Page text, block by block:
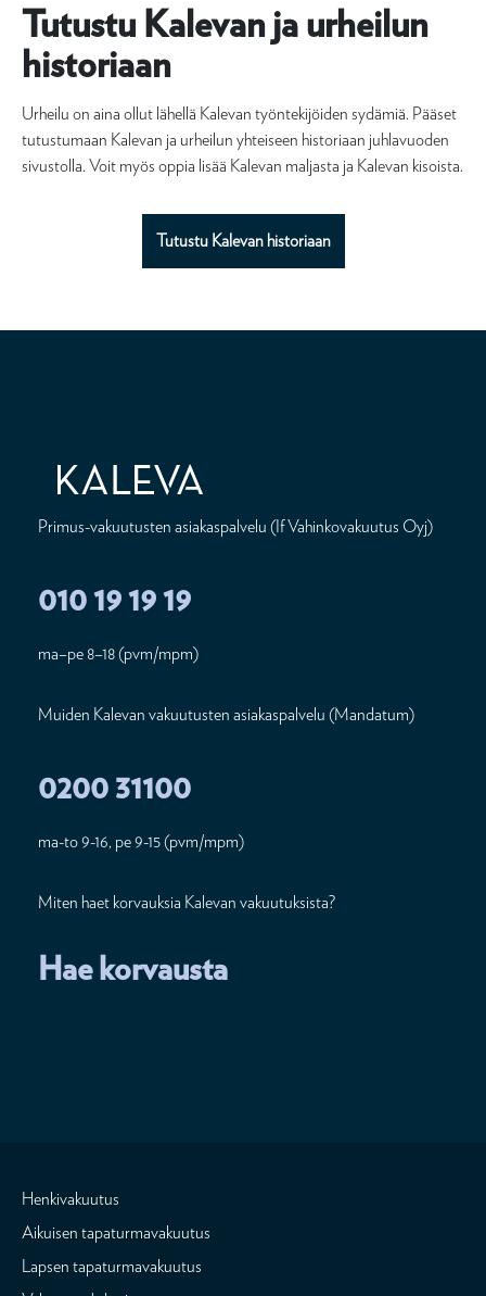
Tutustu Kalevan ja urheilun
historiaan
Urheilu on aina ollut lähellä Kalevan työntekijöiden sydämiä. Pääset
tutustumaan Kalevan ja urheilun yhteiseen historiaan juhlavuoden
sivustolla. Voit myös oppia lisää Kalevan maljasta ja Kalevan kisoista.
Tutustu Kalevan historiaan
Primus-vakuutusten asiakaspalvelu (If Vahinkovakuutus Oyj)
010 19 19 19
ma–pe 8–18 (pvm/mpm)
Muiden Kalevan vakuutusten asiakaspalvelu (Mandatum)
0200 31100
ma-to 9-16, pe 9-15 (pvm/mpm)
Miten haet korvauksia Kalevan vakuutuksista?
Hae korvausta
Henkivakuutus
Aikuisen tapaturmavakuutus
Lapsen tapaturmavakuutus